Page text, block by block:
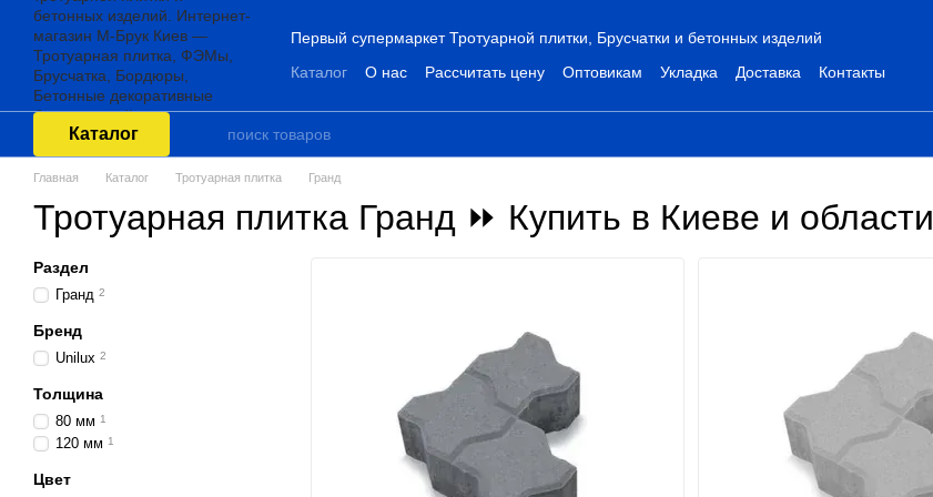
Перейти к основному контенту
Первый супермаркет Тротуарной плитки, Брусчатки и бетонных изделий
Каталог
О нас Рассчитать цену Оптовикам Укладка Доставка Контакты
Каталог
Главная Каталог Тротуарная плитка Гранд
Тротуарная плитка Гранд ⏩ Купить в Киеве и области
Раздел
Гранд 2
Бренд
Unilux 2
Толщина
80 мм 1
120 мм 1
Цвет